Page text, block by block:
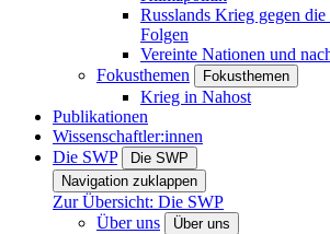
Russlands Krieg gegen
Folgen
Vereinte Nationen und
Fokusthemen
Fokusthemen
Krieg in Nahost
Publikationen
Wissenschaftler:innen
Die SWP
Die SWP
Navigation zuklappen
Zur Übersicht: Die SWP
Über uns
Über uns